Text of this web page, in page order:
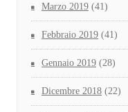
Marzo 2019 (41)
Febbraio 2019 (41)
Gennaio 2019 (28)
Dicembre 2018 (22)